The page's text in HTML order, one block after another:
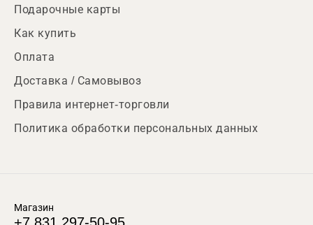
Подарочные карты
Как купить
Оплата
Доставка / Самовывоз
Правила интернет-торговли
Политика обработки персональных данных
Магазин